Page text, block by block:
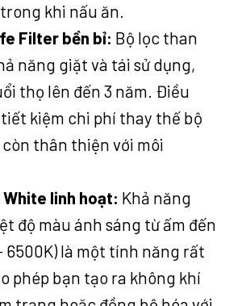
khi nấu ăn.
Filter bền bỉ: Bộ lọc than
năng giặt và tái sử dụng,
thọ lên đến 3 năm. Điều
kiệm chi phí thay thế bộ
thân thiện với môi
linh hoạt: Khả năng
độ màu ánh sáng từ ấm đến
6500K) là một tính năng rất
phép bạn tạo ra không khí